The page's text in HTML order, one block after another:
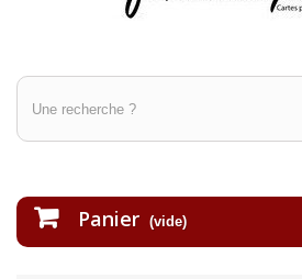
Panier (vide)